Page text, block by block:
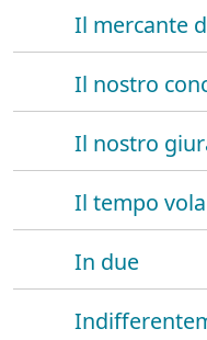
Il mercante
Il nostro
Il nostro
Il tempo vola
In due